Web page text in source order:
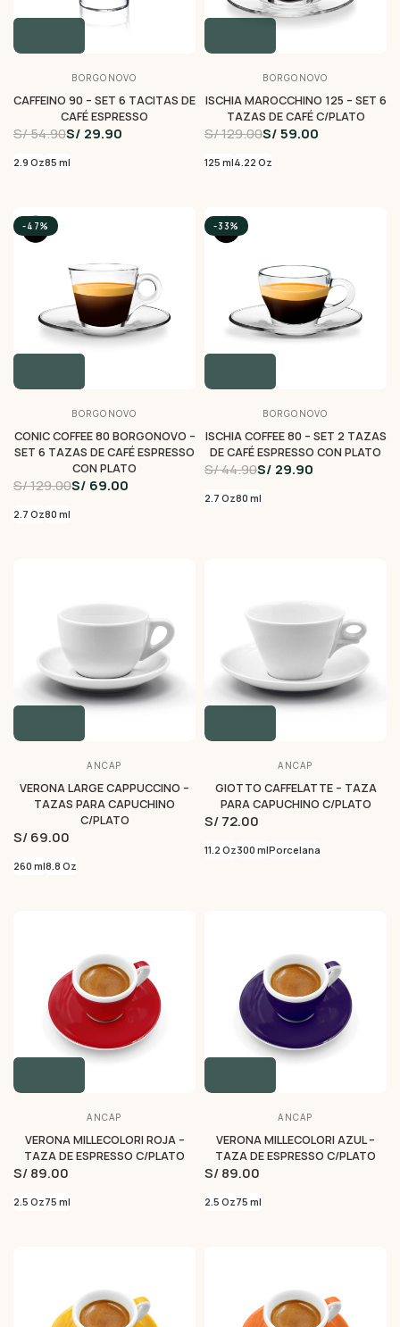
BORGONOVO
CAFFEINO 90 – SET 6 TACITAS DE
CAFÉ ESPRESSO
S/ 54.90S/ 29.90
2.9 Oz85 ml
BORGONOVO
ISCHIA MAROCCHINO 125 – SET 6
TAZAS DE CAFÉ C/PLATO
S/ 129.00S/ 59.00
125 ml4.22 Oz
-47%
BORGONOVO
CONIC COFFEE 80 BORGONOVO –
SET 6 TAZAS DE CAFÉ ESPRESSO
CON PLATO
S/ 129.00S/ 69.00
2.7 Oz80 ml
-33%
BORGONOVO
ISCHIA COFFEE 80 – SET 2 TAZAS
DE CAFÉ ESPRESSO CON PLATO
S/ 44.90S/ 29.90
2.7 Oz80 ml
ANCAP
VERONA LARGE CAPPUCCINO –
TAZAS PARA CAPUCHINO
C/PLATO
S/ 69.00
260 ml8.8 Oz
ANCAP
GIOTTO CAFFELATTE – TAZA
PARA CAPUCHINO C/PLATO
S/ 72.00
11.2 Oz300 mlPorcelana
ANCAP
VERONA MILLECOLORI ROJA –
TAZA DE ESPRESSO C/PLATO
S/ 89.00
2.5 Oz75 ml
ANCAP
VERONA MILLECOLORI AZUL –
TAZA DE ESPRESSO C/PLATO
S/ 89.00
2.5 Oz75 ml